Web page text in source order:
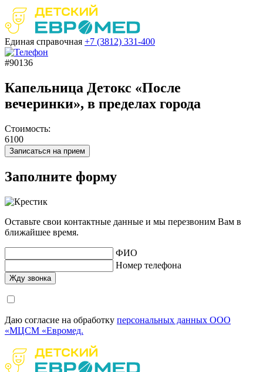
Единая справочная +7 (3812) 331-400
#90136
Капельница Детокс «После
вечеринки», в пределах города
Стоимость:
6100
Записаться на прием
Заполните форму
Оставьте свои контактные данные и мы перезвоним Вам в
ближайшее время.
ФИО
Номер телефона
Даю согласие на обработку персональных данных ООО
«МЦСМ «Евромед.